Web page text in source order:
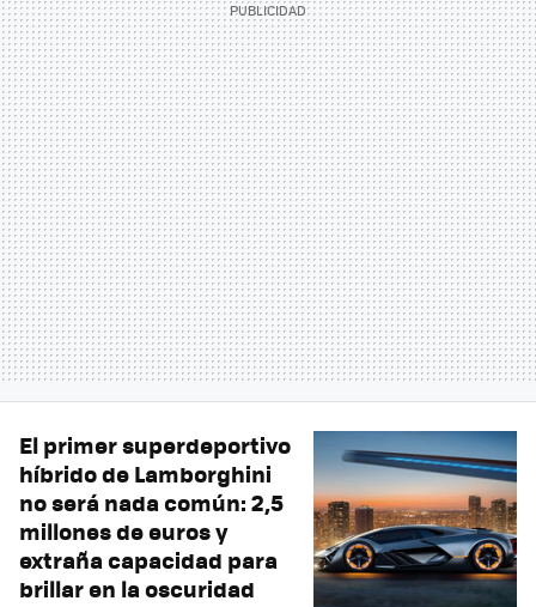
El primer superdeportivo
híbrido de Lamborghini
no será nada común: 2,5
millones de euros y
extraña capacidad para
brillar en la oscuridad